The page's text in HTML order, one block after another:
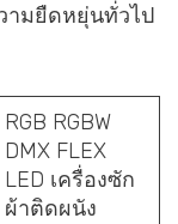
ามยืดหยุ่นทั่วไป
RGB RGBW
DMX FLEX
LED เครื่องซัก
ผ้าติดผนัง